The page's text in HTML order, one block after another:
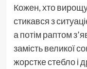
Кожен, хто
стикався з
а потім раптом
замість великої
жорстке стебло і